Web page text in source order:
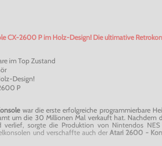
CX-2600 P im Holz-Design! Die ultimative
im Top Zustand
Design!
P
war die erste erfolgreiche programmierbare
um die 30 Millionen Mal verkauft hat. Nachdem
verlief, sorgte die Produktion von Nintendos
und verschaffte auch derAtari 2600 -